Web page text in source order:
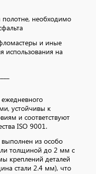
необходимо
и иные
использования на
ежедневного
устойчивы к
и соответствуют
ISO 9001.
из особо
толщиной до 2 мм с
креплений деталей
стали 2.4 мм), что